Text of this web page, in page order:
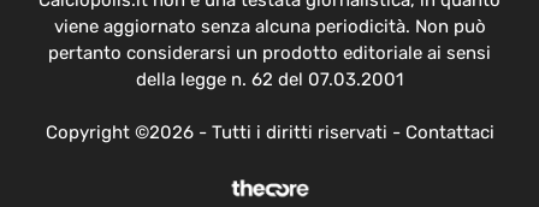
viene aggiornato senza alcuna periodicità. Non può
pertanto considerarsi un prodotto editoriale ai sensi
della legge n. 62 del 07.03.2001
Copyright ©2026 - Tutti i diritti riservati - Contattaci